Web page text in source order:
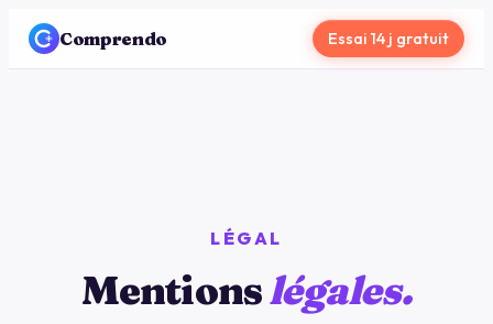
Comprendo Essai 14 j gratuit
LÉGAL
Mentionslégales.